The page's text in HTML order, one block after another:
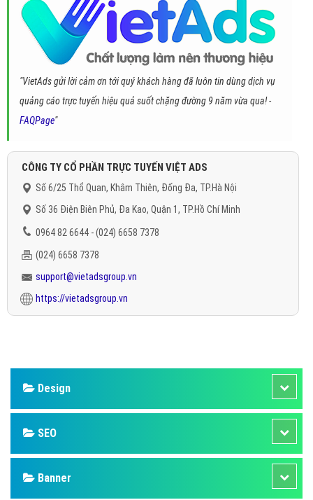
"VietAds gửi lời cảm ơn tới quý khách hàng đã luôn tin dùng dịch vụ
quảng cáo trực tuyến hiệu quả suốt chặng đường 9 năm vừa qua! -
FAQPage"
CÔNG TY CỔ PHẦN TRỰC TUYẾN VIỆT ADS
Số 6/25 Thổ Quan, Khâm Thiên, Đống Đa, TP.Hà Nội
Số 36 Điện Biên Phủ, Đa Kao, Quận 1, TP.Hồ Chí Minh
0964 82 6644 - (024) 6658 7378
(024) 6658 7378
support@vietadsgroup.vn
https://vietadsgroup.vn